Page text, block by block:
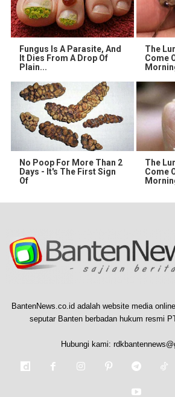
Fungus Is A Parasite, And
It Dies From A Drop Of
Plain...
The
Come
No Poop For More Than 2
Days - It's The First Sign
Of
The
Come
BantenNews.co.id adalah website media
seputar Banten berbadan hukum resmi
Hubungi kami: